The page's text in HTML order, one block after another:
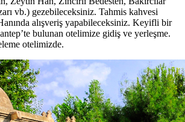
vb.) gezebileceksiniz. Tahmis kahvesi
alışveriş yapabileceksiniz. Keyifli bir
bulunan otelimize gidiş ve yerleşme.
otelimizde.